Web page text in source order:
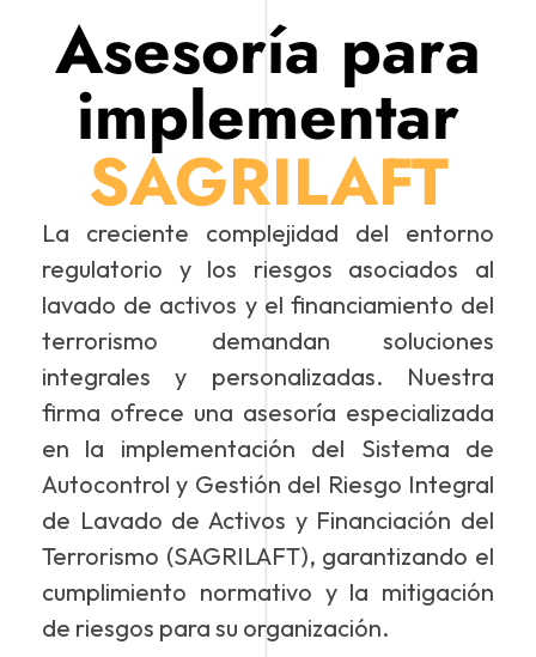
Asesoría para
implementar
SAGRILAFT
La creciente complejidad del entorno
regulatorio y los riesgos asociados al
lavado de activos y el financiamiento del
terrorismo demandan soluciones
integrales y personalizadas. Nuestra
firma ofrece una asesoría especializada
en la implementación del Sistema de
Autocontrol y Gestión del Riesgo Integral
de Lavado de Activos y Financiación del
Terrorismo (SAGRILAFT), garantizando el
cumplimiento normativo y la mitigación
de riesgos para su organización.